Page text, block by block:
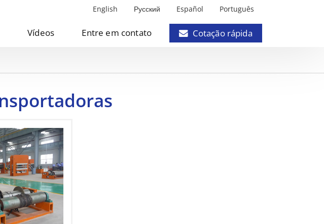
English Русский Español Português
Vídeos Entre em contato Cotação rápida